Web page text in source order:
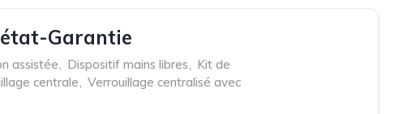
Garantie
assistée, Dispositif mains libres, Kit de
centrale, Verrouillage centralisé avec